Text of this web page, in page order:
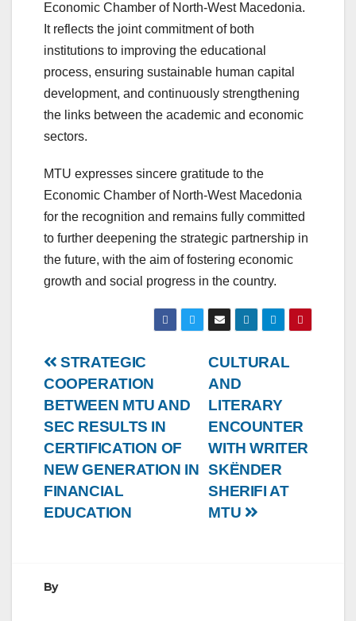
Economic Chamber of North-West Macedonia.
It reflects the joint commitment of both
institutions to improving the educational
process, ensuring sustainable human capital
development, and continuously strengthening
the links between the academic and economic
sectors.
MTU expresses sincere gratitude to the
Economic Chamber of North-West Macedonia
for the recognition and remains fully committed
to further deepening the strategic partnership in
the future, with the aim of fostering economic
growth and social progress in the country.
Post
navigation
CULTURAL
AND
LITERARY
ENCOUNTER
WITH WRITER
SKËNDER
SHERIFI AT
MTU
STRATEGIC
COOPERATION
BETWEEN MTU AND
SEC RESULTS IN
CERTIFICATION OF
NEW GENERATION IN
FINANCIAL
EDUCATION
By